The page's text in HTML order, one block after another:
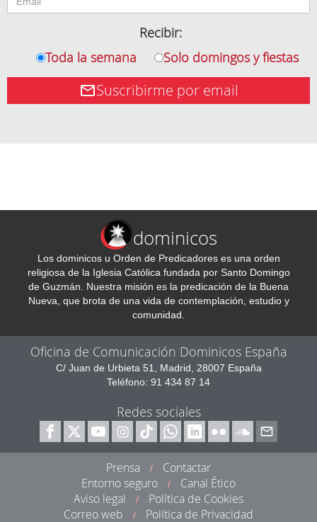
Recibir:
Toda la semana
Solo domingos y fiestas
Suscribirme por email
dominicos
Los dominicos u Orden de Predicadores es una orden
religiosa de la Iglesia Católica fundada por Santo Domingo
de Guzmán. Nuestra misión es la predicación de la Buena
Nueva, que brota de una vida de contemplación, estudio y
comunidad.
Oficina de Comunicación Dominicos España
C/ Juan de Urbieta 51, Madrid, 28007 España
Teléfono: 91 434 87 14
Redes sociales
Prensa /
Contactar
Entorno seguro
/
Canal Ético
Aviso legal
/
Política de Cookies
Correo web
/ Política de Privacidad